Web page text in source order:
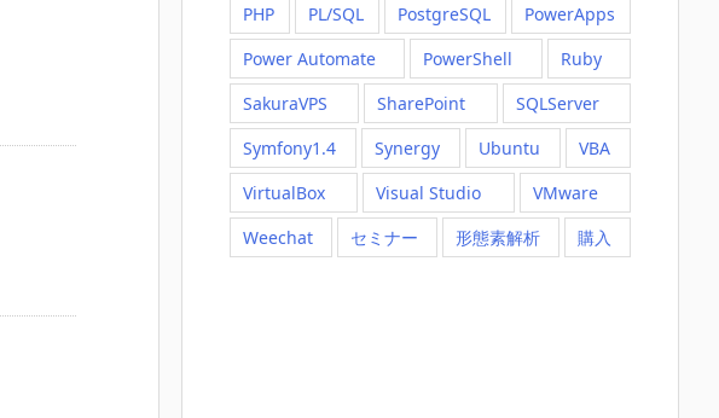
PHP
PL/SQL PostgreSQL
PowerApps
Power Automate
PowerShell
Ruby
SakuraVPS
SharePoint
SQLServer
Symfony1.4
Synergy Ubuntu
VBA
VirtualBox
Visual Studio
VMware
Weechat
セミナー 形態素解析 購入